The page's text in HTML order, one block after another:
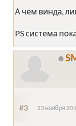
А чем винда,
PS система
#3 23 ноября